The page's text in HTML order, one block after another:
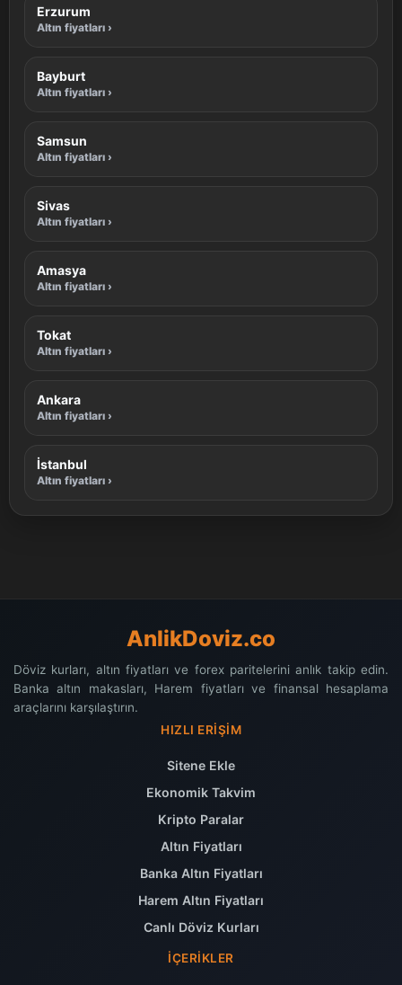
Erzurum
Altın fiyatları ›
Bayburt
Altın fiyatları ›
Samsun
Altın fiyatları ›
Sivas
Altın fiyatları ›
Amasya
Altın fiyatları ›
Tokat
Altın fiyatları ›
Ankara
Altın fiyatları ›
İstanbul
Altın fiyatları ›
AnlikDoviz.co
Döviz kurları, altın fiyatları ve forex paritelerini anlık takip edin.
Banka altın makasları, Harem fiyatları ve finansal hesaplama
araçlarını karşılaştırın.
HIZLI ERIŞIM
Sitene Ekle
Ekonomik Takvim
Kripto Paralar
Altın Fiyatları
Banka Altın Fiyatları
Harem Altın Fiyatları
Canlı Döviz Kurları
İÇERIKLER